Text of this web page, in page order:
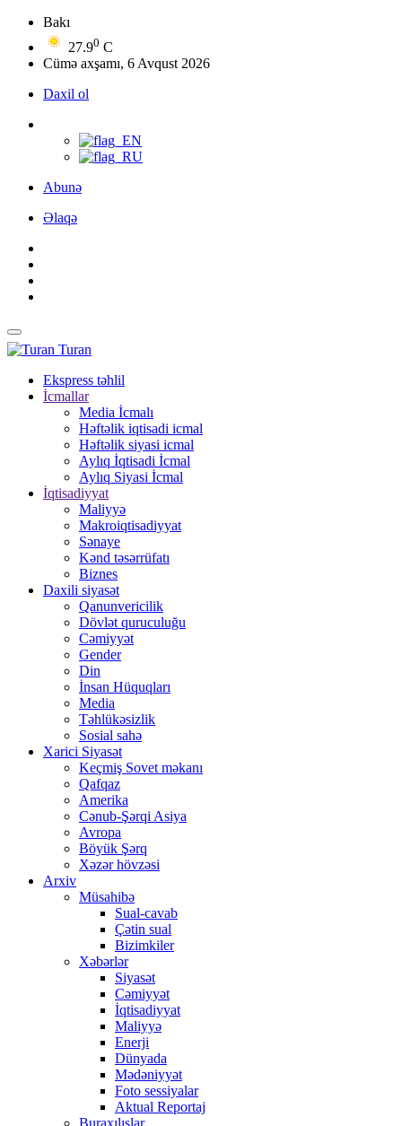
Bakı
27.90 C
Cümə axşamı, 6 Avqust 2026
Daxil ol
Abunə
Əlaqə
Turan
Ekspress təhlil
İcmallar
Media İcmalı
Həftəlik iqtisadi icmal
Həftəlik siyasi icmal
Aylıq İqtisadi İcmal
Aylıq Siyasi İcmal
İqtisadiyyat
Maliyyə
Makroiqtisadiyyat
Sənaye
Kənd təsərrüfatı
Biznes
Daxili siyasət
Qanunvericilik
Dövlət quruculuğu
Cəmiyyət
Gender
Din
İnsan Hüquqları
Media
Təhlükəsizlik
Sosial sahə
Xarici Siyasət
Keçmiş Sovet məkanı
Qafqaz
Amerika
Cənub-Şərqi Asiya
Avropa
Böyük Şərq
Xəzər hövzəsi
Arxiv
Müsahibə
Sual-cavab
Çətin sual
Bizimkiler
Xəbərlər
Siyasət
Cəmiyyət
İqtisadiyyat
Maliyyə
Enerji
Dünyada
Mədəniyyət
Foto sessiyalar
Aktual Reportaj
Buraxılışlar